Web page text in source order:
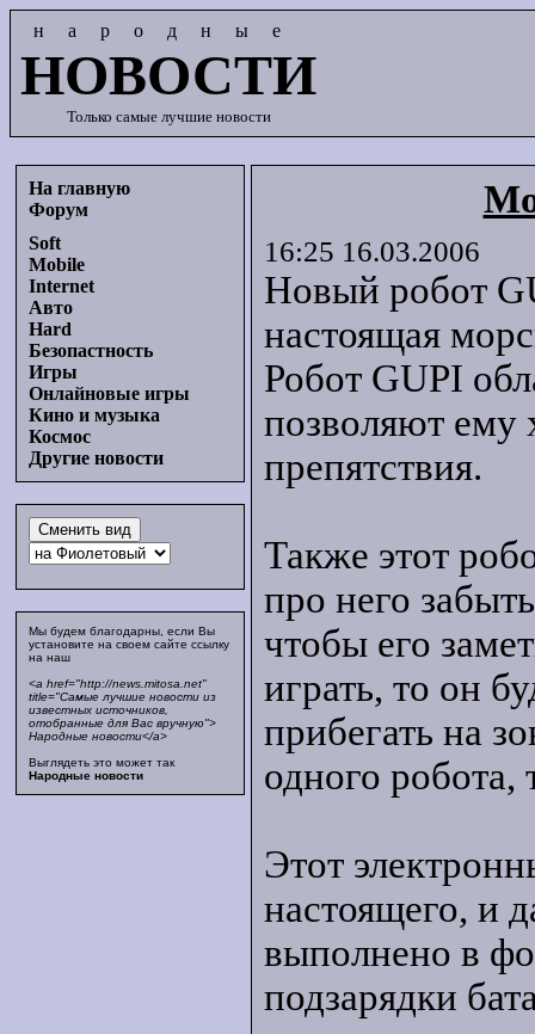
народные
НОВОСТИ
Только самые лучшие новости
На главную
Форум
Soft
Mobile
Internet
Авто
Hard
Безопастность
Игры
Онлайновые игры
Кино и музыка
Космос
Другие новости
Мы будем благодарны, если Вы
установите на своем сайте ссылку
на наш
<a href="http://news.mitosa.net"
title="Самые лучшие новости из
известных источников,
отобранные для Вас вручную">
Народные новости</a>
Выглядеть это может так
Народные новости
16:25 16.03.2006
Новый робот
настоящая
Робот GUPI
позволяют ему
препятствия.
Также этот
про него
чтобы его
играть, то он
прибегать на
одного робота,
Этот
настоящего, и
выполнено в
подзарядки